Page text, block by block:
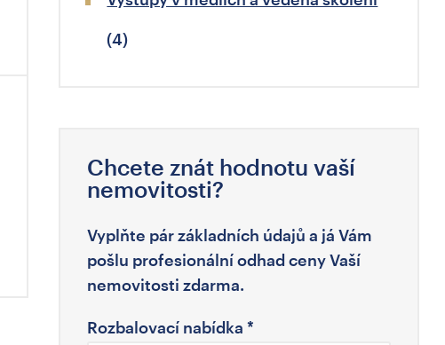
(4)
Chcete znát hodnotu vaší
nemovitosti?
Vyplňte pár základních údajů a já Vám
pošlu profesionální odhad ceny Vaší
nemovitosti zdarma.
Rozbalovací nabídka *